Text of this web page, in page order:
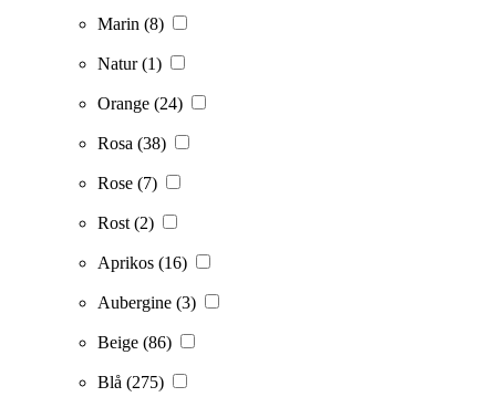
Marin (8)
Natur(1)
Orange (24)
Rosa (38)
Rose (7)
Rost (2)
Aprikos (16)
Aubergine (3)
Beige (86)
Blå (275)